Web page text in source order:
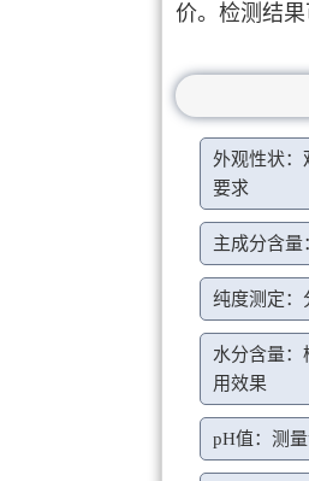
价。检测结
外观性状：
要求
主成分含量
纯度测定：
水分含量：
用效果
pH值：测